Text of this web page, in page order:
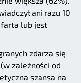
ani razu 10
farta lub jest
zdarza się
zależności od
szansa na